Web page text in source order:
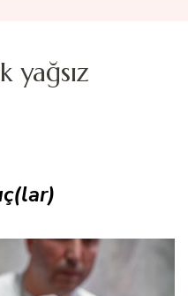
yağsız